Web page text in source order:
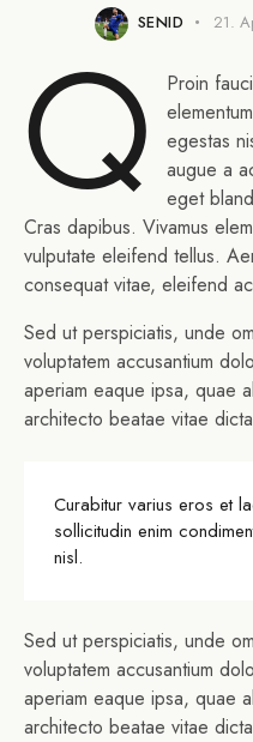
SENID 21.
Q
Proin
egestas
augue a
eget
Cras dapibus. Vivamus
vulputate eleifend tellus.
consequat vitae, eleifend
Sed ut perspiciatis, unde
voluptatem accusantium
aperiam eaque ipsa, quae
architecto beatae vitae
Curabitur varius eros et
sollicitudin enim
nisl.
Sed ut perspiciatis, unde
voluptatem accusantium
aperiam eaque ipsa, quae
architecto beatae vitae